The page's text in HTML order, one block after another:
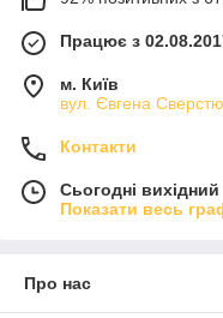
Працює з
м. Київ
вул. Євгена
Контакти
Сьогодні вихідний
Показати весь
Про нас